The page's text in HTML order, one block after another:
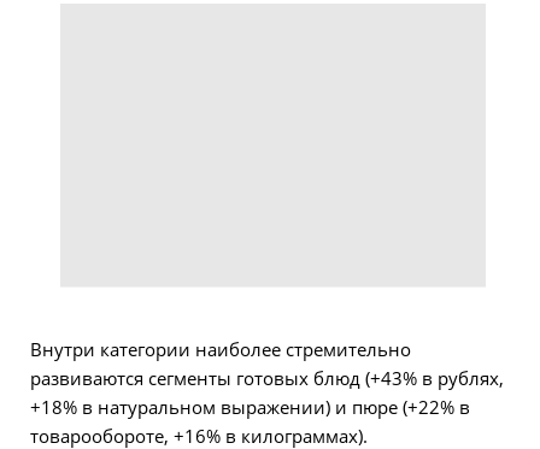
Внутри категории наиболее стремительно
развиваются сегменты готовых блюд (+43% в рублях,
+18% в натуральном выражении) и пюре (+22% в
товарообороте, +16% в килограммах).